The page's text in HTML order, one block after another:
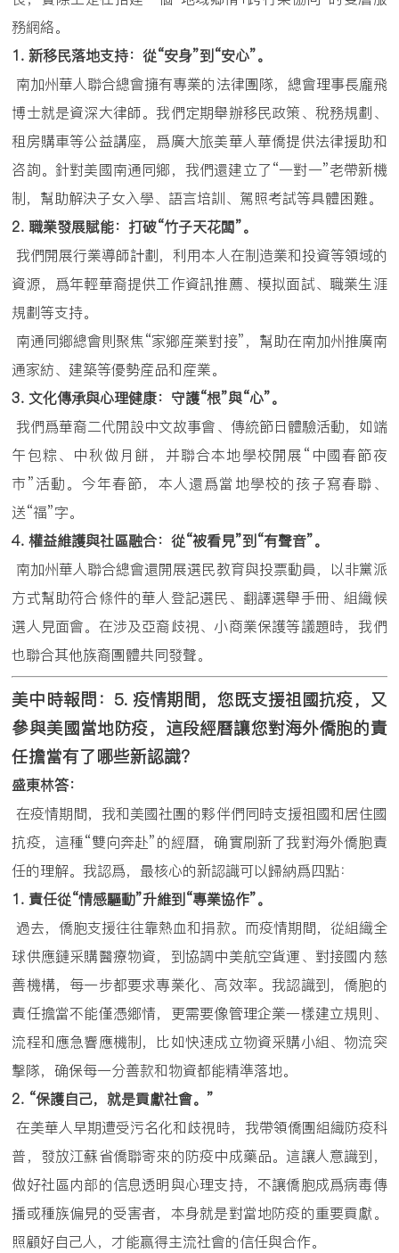
務網絡。
1.新移民落地支持：從“安身”到“安心”。
南加州華人聯合總會擁有專業的法律團隊，總會理事長龐飛
博士就是資深大律師。我們定期舉辦移民政策、稅務規劃、
租房購車等公益講座，爲廣大旅美華人華僑提供法律援助和
咨詢。針對美國南通同鄉，我們還建立了“一對一”老帶新機
制，幫助解決子女入學、語言培訓、駕照考試等具體困難。
2.職業發展賦能：打破“竹子天花闆”。
我們開展行業導師計劃，利用本人在制造業和投資等領域的
資源，爲年輕華裔提供工作資訊推薦、模拟面試、職業生涯
規劃等支持。
南通同鄉總會則聚焦“家鄉産業對接”，幫助在南加州推廣南
通家紡、建築等優勢産品和産業。
3.文化傳承與心理健康：守護“根”與“心”。
我們爲華裔二代開設中文故事會、傳統節日體驗活動，如端
午包粽、中秋做月餅，并聯合本地學校開展“中國春節夜
市”活動。今年春節，本人還爲當地學校的孩子寫春聯、
送“福”字。
4.權益維護與社區融合：從“被看見”到“有聲音”。
南加州華人聯合總會還開展選民教育與投票動員，以非黨派
方式幫助符合條件的華人登記選民、翻譯選舉手冊、組織候
選人見面會。在涉及亞裔歧視、小商業保護等議題時，我們
也聯合其他族裔團體共同發聲。
美中時報問： 5. 疫情期間，您既支援祖國抗疫，又
參與美國當地防疫，這段經曆讓您對海外僑胞的責
任擔當有了哪些新認識？
盛東林答：
在疫情期間，我和美國社團的夥伴們同時支援祖國和居住國
抗疫，這種“雙向奔赴”的經曆，确實刷新了我對海外僑胞責
任的理解。我認爲，最核心的新認識可以歸納爲四點：
1. 責任從“情感驅動”升維到“專業協作”。
過去，僑胞支援往往靠熱血和捐款。而疫情期間，從組織全
球供應鏈采購醫療物資，到協調中美航空貨運、對接國内慈
善機構，每一步都要求專業化、高效率。我認識到，僑胞的
責任擔當不能僅憑鄉情，更需要像管理企業一樣建立規則、
流程和應急響應機制，比如快速成立物資采購小組、物流突
擊隊，确保每一分善款和物資都能精準落地。
2. “保護自己，就是貢獻社會。 ”
在美華人早期遭受污名化和歧視時，我帶領僑團組織防疫科
普，發放江蘇省僑聯寄來的防疫中成藥品。這讓人意識到，
做好社區内部的信息透明與心理支持，不讓僑胞成爲病毒傳
播或種族偏見的受害者，本身就是對當地防疫的重要貢獻。
照顧好自己人，才能赢得主流社會的信任與合作。